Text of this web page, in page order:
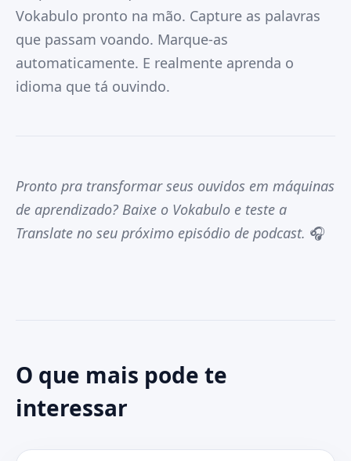
Vokabulo pronto na mão. Capture as palavras
que passam voando. Marque-as
automaticamente. E realmente aprenda o
idioma que tá ouvindo.
Pronto pra transformar seus ouvidos em máquinas
de aprendizado? Baixe o Vokabulo e teste a
Translate no seu próximo episódio de podcast. 🎧
O que mais pode te
interessar